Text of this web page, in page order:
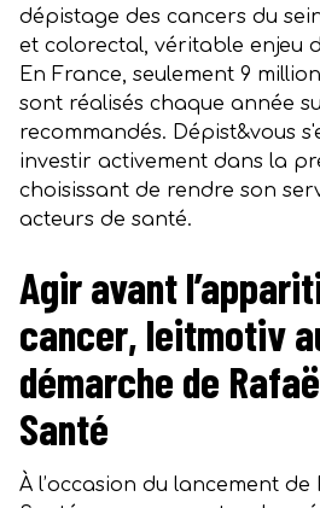
dépistage des cancers du
et colorectal, véritable enjeu
En France, seulement 9
sont réalisés chaque année
recommandés. Dépist&vous
investir activement dans la
choisissant de rendre son
acteurs de santé.
Agir avant
cancer, leitmotiv
démarche de
Santé
À l’occasion du lancement de